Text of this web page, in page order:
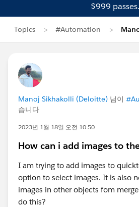
$999 passes.
Topics #Automation
Manoj Sikhakolli (Deloitte) 님이
습니다
2023년 1월 18일 오전 10:50
How can i add images to
I am trying to add images to
option to select images. It is also
images in other objects fom
do this?